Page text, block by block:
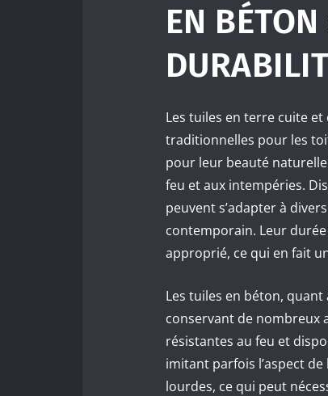
EN
Les tuiles en terre cuite
traditionnelles pour les
pour leur beauté
feu et aux intempéries.
peuvent s’adapter à
contemporain. Leur
approprié, ce qui en fait
Les tuiles en béton,
conservant de nombreux
résistantes au feu et
imitant parfois l’aspect
lourdes, ce qui peut